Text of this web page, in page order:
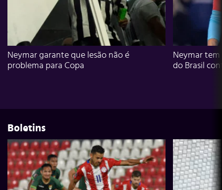
Neymar garante que lesão não é
problema para Copa
Neymar
do Brasil
Boletins